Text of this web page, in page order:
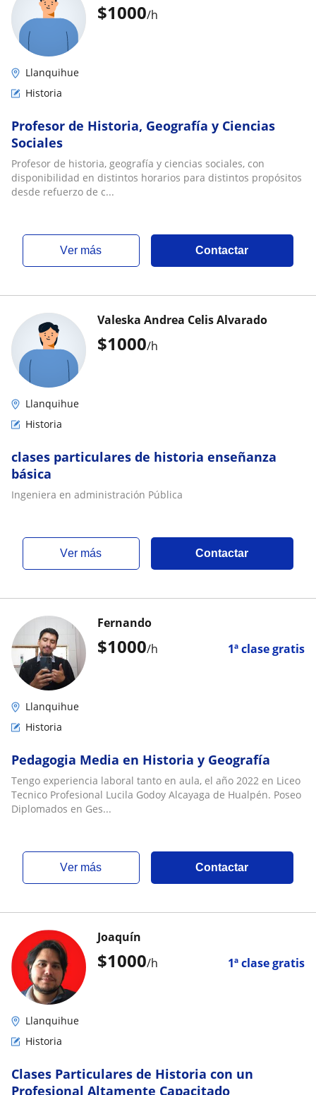
$1000/h
Llanquihue
Historia
Profesor de Historia, Geografía y Ciencias
Sociales
Profesor de historia, geografía y ciencias sociales, con
disponibilidad en distintos horarios para distintos propósitos
desde refuerzo de c...
ver más Contactar
$1000/h
Valeska Andrea Celis Alvarado
Llanquihue
Historia
clases particulares de historia enseñanza
básica
Ingeniera en administración Pública
ver más Contactar
$1000/h 1ª clase gratis
Fernando
Llanquihue
Historia
Pedagogia Media en Historia y Geografía
Tengo experiencia laboral tanto en aula, el año 2022 en Liceo
Tecnico Profesional Lucila Godoy Alcayaga de Hualpén. Poseo
Diplomados en Ges...
ver más Contactar
$1000/h 1ª clase gratis
Joaquín
Llanquihue
Historia
Clases Particulares de Historia con un
Profesional Altamente Capacitado